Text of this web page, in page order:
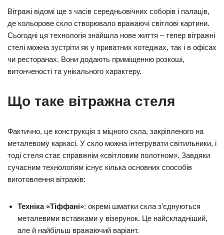
Вітражі відомі ще з часів середньовічних соборів і палаців,
де кольорове скло створювало вражаючі світлові картини.
Сьогодні ця технологія знайшла нове життя – тепер вітражні
стелі можна зустріти як у приватних котеджах, так і в офісах
чи ресторанах. Вони додають приміщенню розкоші,
витонченості та унікального характеру.
Що таке вітражна стеля
Фактично, це конструкція з міцного скла, закріпленого на
металевому каркасі. У скло можна інтегрувати світильники, і
тоді стеля стає справжнім «світловим полотном». Завдяки
сучасним технологіям існує кілька основних способів
виготовлення вітражів:
Техніка «Тіффані»: окремі шматки скла з’єднуються
металевими вставками у візерунок. Це найскладніший,
але й найбільш вражаючий варіант.